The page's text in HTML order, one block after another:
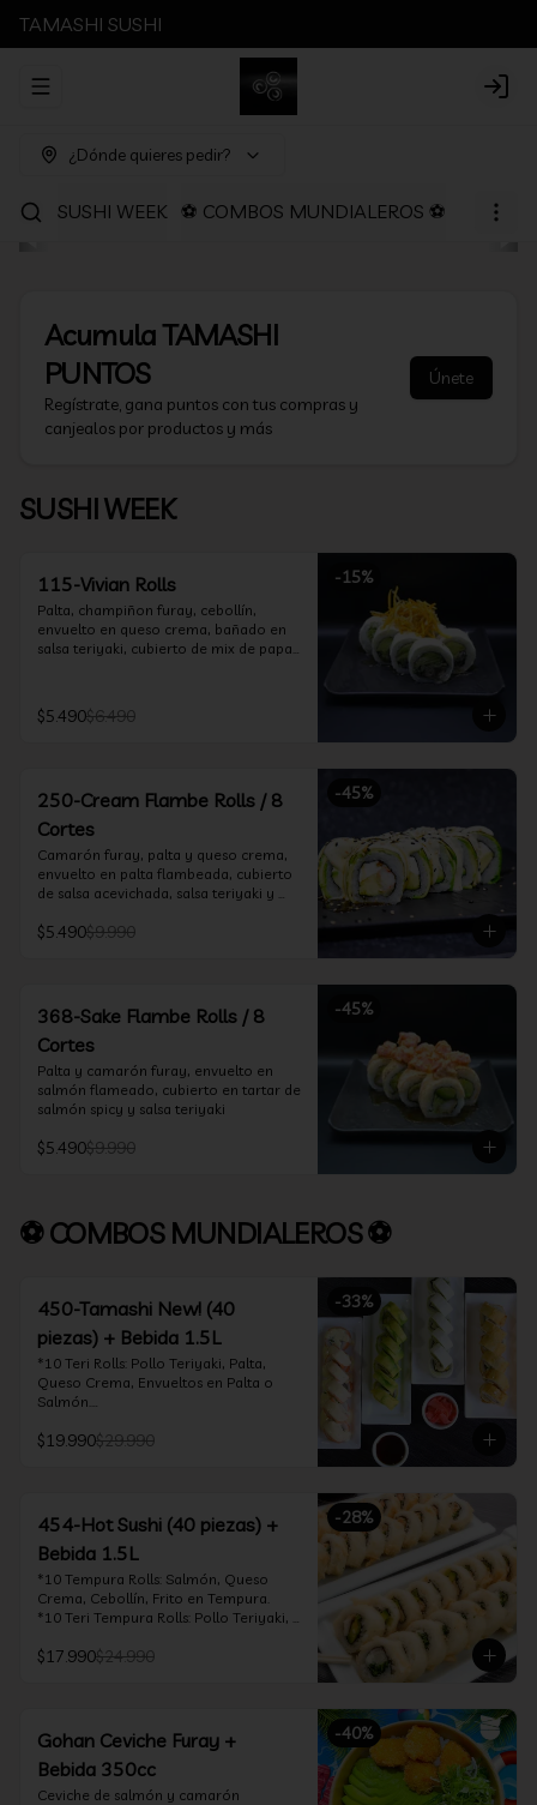
TAMASHI SUSHI
Abrir menu de navegación Login
¿Dónde quieres pedir?
SUSHI WEEK ⚽ COMBOS MUNDIALEROS ⚽
AcumulaTAMASHI
PUNTOS
Regístrate, gana puntos con tus compras y
canjealos por productos y más
Únete
SUSHI WEEK
-15%
115-Vivian Rolls
Palta, champiñon furay, cebollín,
envuelto en queso crema, bañado en
salsa teriyaki, cubierto de mix de papas
$5.490$6.490
-45%
250-Cream Flambe Rolls / 8
Cortes
Camarón furay, palta y queso crema,
envuelto en palta flambeada, cubierto
de salsa acevichada, salsa teriyaki y
$5.490$9.990
-45%
368-Sake Flambe Rolls / 8
Cortes
Palta y camarón furay, envuelto en
salmón flameado, cubierto en tartar de
salmón spicy y salsa teriyaki
$5.490$9.990
⚽ COMBOS MUNDIALEROS ⚽
-33%
450-Tamashi New! (40
piezas) + Bebida 1.5L
*10 Teri Rolls: Pollo Teriyaki, Palta,
Queso Crema, Envueltos en Palta o
Salmón.
Palta, Cebollín, Envuelto en Queso
salmón y bañado en salsa acevichada
*10 Tempura Rolls: Salmón, Queso
Crema, Cebollín, Frito en Tempura.
*Incluye 2 palitos, 2 soya 30ml, 1 salsa
teriyaki 30ml
$19.990$29.990
-28%
454-Hot Sushi (40 piezas) +
Bebida 1.5L
*10 Tempura Rolls: Salmón, Queso
Crema, Cebollín, Frito en Tempura.
*10 Teri Tempura Rolls: Pollo Teriyaki,
Tempura
Queso Crema y Cebollín, frito en
tempura
*Incluye 2 palitos, 2 soya 30ml, 1 salsa
teriyaki 30ml
$17.990$24.990
-40%
Gohan Ceviche Furay +
Bebida 350cc
Ceviche de salmón y camarón